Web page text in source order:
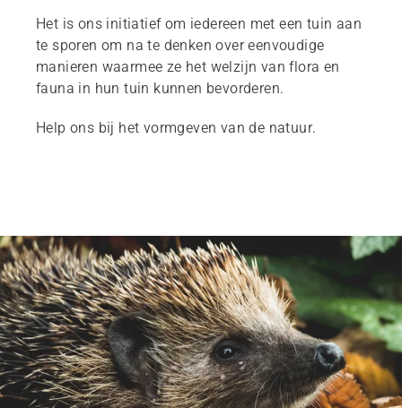
Het is ons initiatief om iedereen met een tuin aan
te sporen om na te denken over eenvoudige
manieren waarmee ze het welzijn van flora en
fauna in hun tuin kunnen bevorderen.
Help ons bij het vormgeven van de natuur.